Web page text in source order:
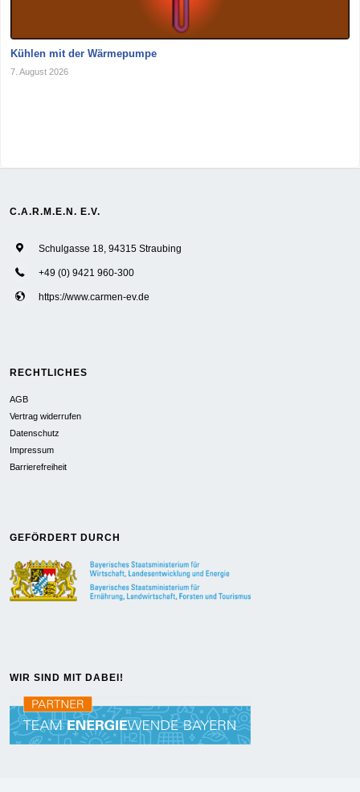
Kühlen mit der Wärmepumpe
7. August 2026
C.A.R.M.E.N. E.V.
Schulgasse 18, 94315 Straubing
+49 (0) 9421 960-300
https://www.carmen-ev.de
RECHTLICHES
AGB
Vertrag widerrufen
Datenschutz
Impressum
Barrierefreiheit
GEFÖRDERT DURCH
WIR SIND MIT DABEI!